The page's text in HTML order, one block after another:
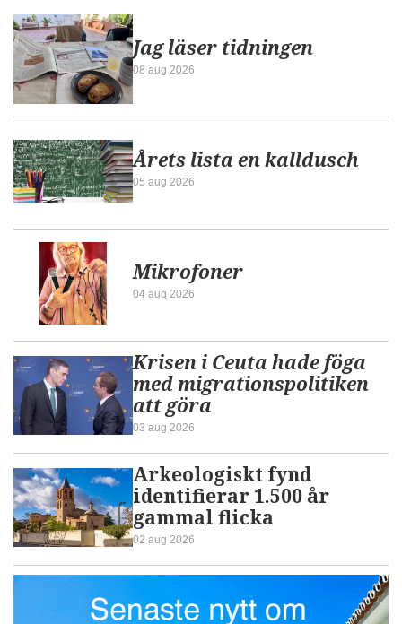
Jag läser tidningen
08 aug 2026
Årets lista en kalldusch
05 aug 2026
Mikrofoner
04 aug 2026
Krisen i Ceuta hade föga
med migrationspolitiken
att göra
03 aug 2026
Arkeologiskt fynd
identifierar 1.500 år
gammal flicka
02 aug 2026